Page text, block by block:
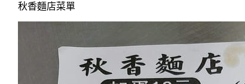
秋香麵店菜單